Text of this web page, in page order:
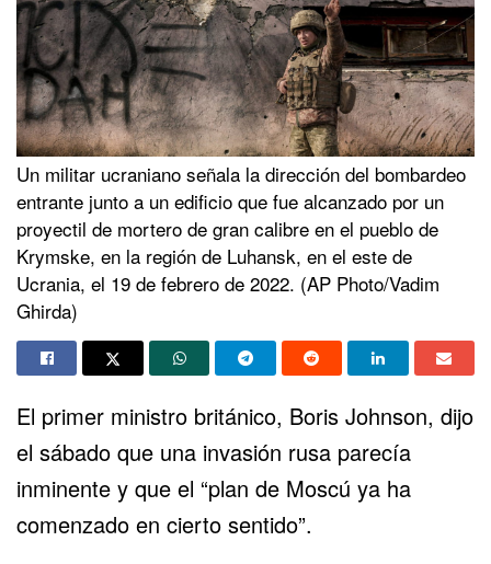
Un militar ucraniano señala la dirección del bombardeo
entrante junto a un edificio que fue alcanzado por un
proyectil de mortero de gran calibre en el pueblo de
Krymske, en la región de Luhansk, en el este de
Ucrania, el 19 de febrero de 2022. (AP Photo/Vadim
Ghirda)
El primer ministro británico, Boris Johnson, dijo
el sábado que una invasión rusa parecía
inminente y que el “plan de Moscú ya ha
comenzado en cierto sentido”.